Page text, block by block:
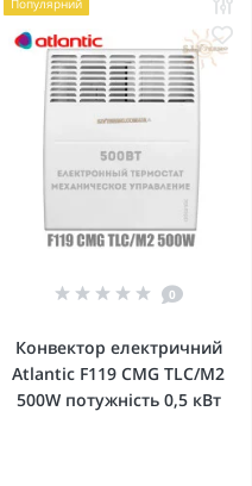
Популярний
0
Конвектор електричний
Atlantic F119 CMG TLC/M2
500W потужність 0,5 кВт